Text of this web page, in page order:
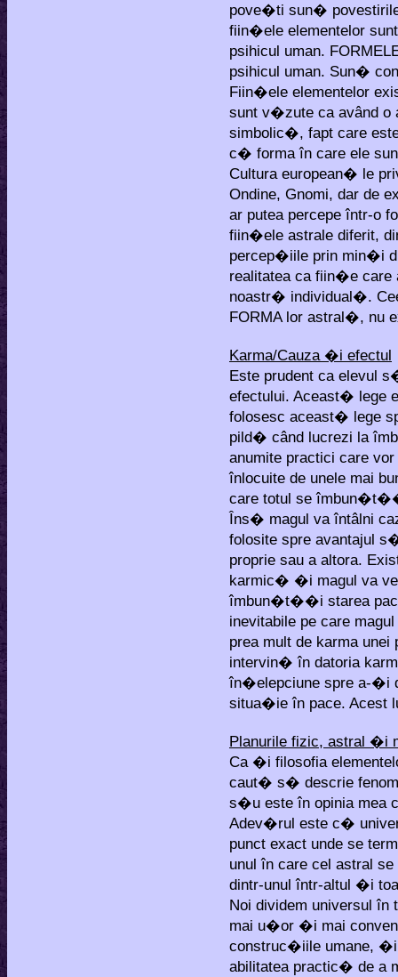
pove�ti sun�
fiin�ele elementelor
psihicul uman.
psihicul uman. Sun�
Fiin�ele elementelor
sunt v�zute ca având o
simbolic�, fapt care
c� forma în care ele
Cultura european� le
Ondine, Gnomi, dar de
ar putea percepe într-o
fiin�ele astrale diferit,
percep�iile prin min�i
realitatea ca fiin�e
noastr� individual�.
FORMA lor astral�, nu
Karma/Cauza �i efectul
Este prudent ca elevul
efectului. Aceast� lege
folosesc aceast� lege
pild� când lucrezi la
anumite practici care
înlocuite de unele mai
care totul se
Îns� magul va întâlni
folosite spre avantajul
proprie sau a altora.
karmic� �i magul va
îmbun�t��i starea
inevitabile pe care
prea mult de karma
intervin� în datoria
în�elepciune spre a-�i
situa�ie în pace. Acest
Planurile fizic, astral �i
Ca �i filosofia
caut� s� descrie
s�u este în opinia mea
Adev�rul este c�
punct exact unde se
unul în care cel astral
dintr-unul într-altul �i
Noi dividem universul
mai u�or �i mai
construc�iile umane, �i
abilitatea practic� de a